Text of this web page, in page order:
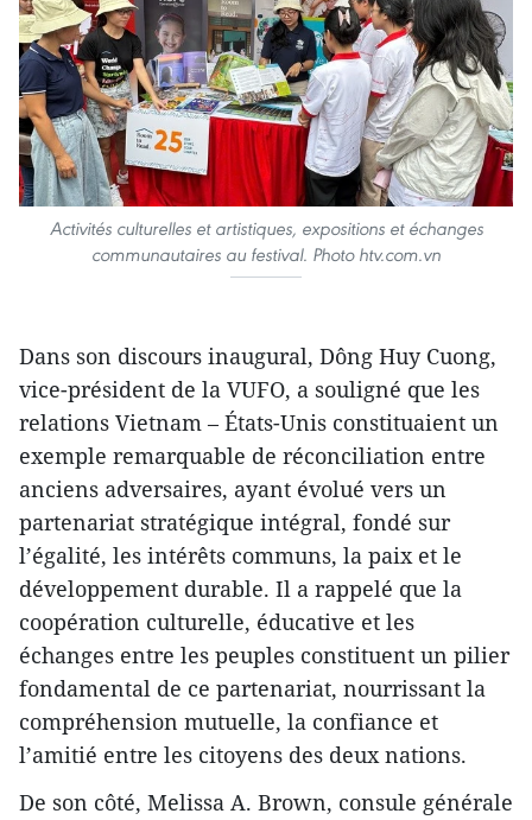
Activités culturelles et artistiques, expositions et échanges
communautaires au festival. Photo htv.com.vn
Dans son discours inaugural, Dông Huy Cuong,
vice-président de la VUFO, a souligné que les
relations Vietnam – États-Unis constituaient un
exemple remarquable de réconciliation entre
anciens adversaires, ayant évolué vers un
partenariat stratégique intégral, fondé sur
l’égalité, les intérêts communs, la paix et le
développement durable. Il a rappelé que la
coopération culturelle, éducative et les
échanges entre les peuples constituent un pilier
fondamental de ce partenariat, nourrissant la
compréhension mutuelle, la confiance et
l’amitié entre les citoyens des deux nations.
De son côté, Melissa A. Brown, consule générale